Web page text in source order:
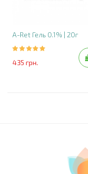
A-Ret Гель 0.1% | 20г
435 грн.